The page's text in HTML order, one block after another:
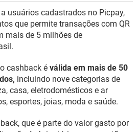
usuários cadastrados no Picpay,
que permite transações com QR
mais de 5 milhões de
cashback é válida em mais de 50
incluindo nove categorias de
casa, eletrodomésticos e ar
esportes, joias, moda e saúde.
que é parte do valor gasto por